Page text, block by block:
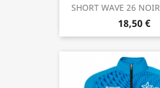
SHORT WAVE 26
18,50 €